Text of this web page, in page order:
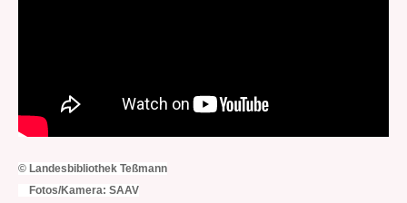
© Landesbibliothek Teßmann
Fotos/Kamera: SAAV